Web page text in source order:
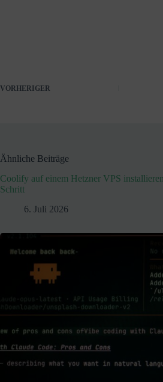
VORHERIGER
Ähnliche Beiträge
Coolify auf einem Hetzner VPS
Schritt
6. Juli 2026